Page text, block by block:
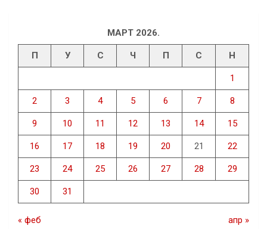
МАРТ 2026.
П У С Ч П С Н
1
2 3 4 5 6 7 8
9 10 11 12 13 14 15
16 17 18 19 20 21 22
23 24 25 26 27 28 29
30 31
« феб апр »